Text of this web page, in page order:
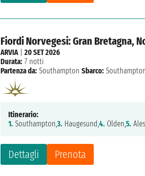
Fiordi Norvegesi: Gran Bretagna,
Dettagli Prenota
ARVIA|20 SET 2026
Durata: 7 notti
Partenza da: Southampton Sbarco:
Itinerario:
1. Southampton,3. Haugesund,4. Olden,5.